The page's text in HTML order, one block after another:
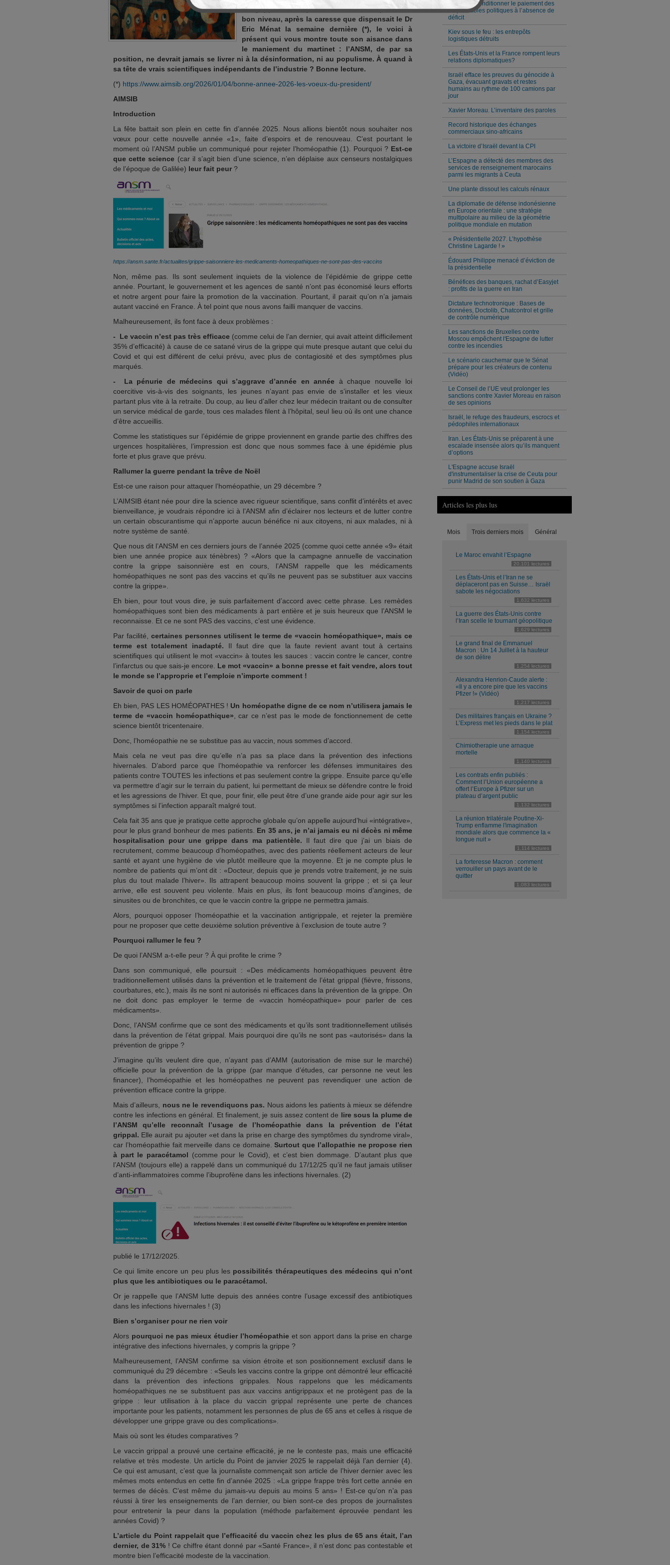
antigrippal contre partisans de l’homéopathie de
bon niveau, après la caresse que dispensait le Dr
Eric Ménat la semaine dernière (*), le voici à
présent qui vous montre toute son aisance dans
le maniement du martinet : l’ANSM, de par sa
position, ne devrait jamais se livrer ni à la désinformation, ni au populisme. À quand à
sa tête de vrais scientifiques indépendants de l’industrie ? Bonne lecture.
(*) https://www.aimsib.org/2026/01/04/bonne-annee-2026-les-voeux-du-president/
AIMSIB
Introduction
La fête battait son plein en cette fin d’année 2025. Nous allions bientôt nous souhaiter nos
vœux pour cette nouvelle année «1», faite d’espoirs et de renouveau. C’est pourtant le
moment où l’ANSM publie un communiqué pour rejeter l’homéopathie (1). Pourquoi ? Est-ce
que cette science (car il s’agit bien d’une science, n’en déplaise aux censeurs nostalgiques
de l’époque de Galilée) leur fait peur ?
https://ansm.sante.fr/actualites/grippe-saisonniere-les-medicaments-homeopathiques-ne-sont-pas-des-vaccins
Non, même pas. Ils sont seulement inquiets de la violence de l’épidémie de grippe cette
année. Pourtant, le gouvernement et les agences de santé n’ont pas économisé leurs efforts
et notre argent pour faire la promotion de la vaccination. Pourtant, il parait qu’on n’a jamais
autant vacciné en France. À tel point que nous avons failli manquer de vaccins.
Malheureusement, ils font face à deux problèmes :
-
Le vaccin n’est pas très efficace (comme celui de l’an dernier, qui avait atteint difficilement
35% d’efficacité) à cause de ce satané virus de la grippe qui mute presque autant que celui du
Covid et qui est différent de celui prévu, avec plus de contagiosité et des symptômes plus
marqués.
-
La pénurie de médecins qui s’aggrave d’année en année à chaque nouvelle loi
coercitive vis-à-vis des soignants, les jeunes n’ayant pas envie de s’installer et les vieux
partant plus vite à la retraite. Du coup, au lieu d’aller chez leur médecin traitant ou de consulter
un service médical de garde, tous ces malades filent à l’hôpital, seul lieu où ils ont une chance
d’être accueillis.
Comme les statistiques sur l’épidémie de grippe proviennent en grande partie des chiffres des
urgences hospitalières, l’impression est donc que nous sommes face à une épidémie plus
forte et plus grave que prévu.
Rallumer la guerre pendant la trêve de Noël
Est-ce une raison pour attaquer l’homéopathie, un 29 décembre ?
L’AIMSIB étant née pour dire la science avec rigueur scientifique, sans conflit d’intérêts et avec
bienveillance, je voudrais répondre ici à l’ANSM afin d’éclairer nos lecteurs et de lutter contre
un certain obscurantisme qui n’apporte aucun bénéfice ni aux citoyens, ni aux malades, ni à
notre système de santé.
Que nous dit l’ANSM en ces derniers jours de l’année 2025 (comme quoi cette année «9» était
bien une année propice aux ténèbres) ? «Alors que la campagne annuelle de vaccination
contre la grippe saisonnière est en cours, l’ANSM rappelle que les médicaments
homéopathiques ne sont pas des vaccins et qu’ils ne peuvent pas se substituer aux vaccins
contre la grippe».
Eh bien, pour tout vous dire, je suis parfaitement d’accord avec cette phrase. Les remèdes
homéopathiques sont bien des médicaments à part entière et je suis heureux que l’ANSM le
reconnaisse. Et ce ne sont PAS des vaccins, c’est une évidence.
Par facilité, certaines personnes utilisent le terme de «vaccin homéopathique», mais ce
terme est totalement inadapté. Il faut dire que la faute revient avant tout à certains
scientifiques qui utilisent le mot «vaccin» à toutes les sauces : vaccin contre le cancer, contre
l’infarctus ou que sais-je encore. Le mot «vaccin» a bonne presse et fait vendre, alors tout
le monde se l’approprie et l’emploie n’importe comment !
Savoir de quoi on parle
Eh bien, PAS LES HOMÉOPATHES ! Un homéopathe digne de ce nom n’utilisera jamais le
terme de «vaccin homéopathique» , car ce n’est pas le mode de fonctionnement de cette
science bientôt tricentenaire.
Donc, l’homéopathie ne se substitue pas au vaccin, nous sommes d’accord.
Mais cela ne veut pas dire qu’elle n’a pas sa place dans la prévention des infections
hivernales. D’abord parce que l’homéopathie va renforcer les défenses immunitaires des
patients contre TOUTES les infections et pas seulement contre la grippe. Ensuite parce qu’elle
va permettre d’agir sur le terrain du patient, lui permettant de mieux se défendre contre le froid
et les agressions de l’hiver. Et que, pour finir, elle peut être d’une grande aide pour agir sur les
symptômes si l’infection apparaît malgré tout.
Cela fait 35 ans que je pratique cette approche globale qu’on appelle aujourd’hui «intégrative»,
pour le plus grand bonheur de mes patients. En 35 ans, je n’ai jamais eu ni décès ni même
hospitalisation pour une grippe dans ma patientèle. Il faut dire que j’ai un biais de
recrutement, comme beaucoup d’homéopathes, avec des patients réellement acteurs de leur
santé et ayant une hygiène de vie plutôt meilleure que la moyenne. Et je ne compte plus le
nombre de patients qui m’ont dit : «Docteur, depuis que je prends votre traitement, je ne suis
plus du tout malade l’hiver». Ils attrapent beaucoup moins souvent la grippe ; et si ça leur
arrive, elle est souvent peu violente. Mais en plus, ils font beaucoup moins d’angines, de
sinusites ou de bronchites, ce que le vaccin contre la grippe ne permettra jamais.
Alors, pourquoi opposer l’homéopathie et la vaccination antigrippale, et rejeter la première
pour ne proposer que cette deuxième solution préventive à l’exclusion de toute autre ?
Pourquoi rallumer le feu ?
De quoi l’ANSM a-t-elle peur ? À qui profite le crime ?
Dans son communiqué, elle poursuit : «Des médicaments homéopathiques peuvent être
traditionnellement utilisés dans la prévention et le traitement de l’état grippal (fièvre, frissons,
courbatures, etc.), mais ils ne sont ni autorisés ni efficaces dans la prévention de la grippe. On
ne doit donc pas employer le terme de «vaccin homéopathique» pour parler de ces
médicaments».
Donc, l’ANSM confirme que ce sont des médicaments et qu’ils sont traditionnellement utilisés
dans la prévention de l’état grippal. Mais pourquoi dire qu’ils ne sont pas «autorisés» dans la
prévention de grippe ?
J’imagine qu’ils veulent dire que, n’ayant pas d’AMM (autorisation de mise sur le marché)
officielle pour la prévention de la grippe (par manque d’études, car personne ne veut les
financer), l’homéopathie et les homéopathes ne peuvent pas revendiquer une action de
prévention efficace contre la grippe.
Mais d’ailleurs, nous ne le revendiquons pas. Nous aidons les patients à mieux se défendre
contre les infections en général. Et finalement, je suis assez content de lire sous la plume de
l’ANSM qu’elle reconnaît l’usage de l’homéopathie dans la prévention de l’état
grippal. Elle aurait pu ajouter «et dans la prise en charge des symptômes du syndrome viral»,
car l’homéopathie fait merveille dans ce domaine.Surtout que l’allopathie ne propose rien
à part le paracétamol (comme pour le Covid), et c’est bien dommage. D’autant plus que
l’ANSM (toujours elle) a rappelé dans un communiqué du 17/12/25 qu’il ne faut jamais utiliser
d’anti-inflammatoires comme l’ibuprofène dans les infections hivernales. (2)
publié le 17/12/2025.
Ce qui limite encore un peu plus les possibilités thérapeutiques des médecins qui n’ont
plus que les antibiotiques ou le paracétamol.
Or je rappelle que l’ANSM lutte depuis des années contre l’usage excessif des antibiotiques
dans les infections hivernales ! (3)
Bien s’organiser pour ne rien voir
Alors pourquoi ne pas mieux étudier l’homéopathieet son apport dans la prise en charge
intégrative des infections hivernales, y compris la grippe ?
Malheureusement, l’ANSM confirme sa vision étroite et son positionnement exclusif dans le
communiqué du 29 décembre : «Seuls les vaccins contre la grippe ont démontré leur efficacité
dans la prévention des infections grippales. Nous rappelons que les médicaments
homéopathiques ne se substituent pas aux vaccins antigrippaux et ne protègent pas de la
grippe : leur utilisation à la place du vaccin grippal représente une perte de chances
importante pour les patients, notamment les personnes de plus de 65 ans et celles à risque de
développer une grippe grave ou des complications».
Mais où sont les études comparatives ?
Le vaccin grippal a prouvé une certaine efficacité, je ne le conteste pas, mais une efficacité
relative et très modeste. Un article du Point de janvier 2025 le rappelait déjà l’an dernier (4).
Ce qui est amusant, c’est que la journaliste commençait son article de l’hiver dernier avec les
mêmes mots entendus en cette fin d’année 2025 : «La grippe frappe très fort cette année en
termes de décès. C’est même du jamais-vu depuis au moins 5 ans» ! Est-ce qu’on n’a pas
réussi à tirer les enseignements de l’an dernier, ou bien sont-ce des propos de journalistes
pour entretenir la peur dans la population (méthode parfaitement éprouvée pendant les
années Covid) ?
L’article du Point rappelait que l’efficacité du vaccin chez les plus de 65 ans était, l’an
dernier, de 31% ! Ce chiffre étant donné par «Santé France», il n’est donc pas contestable et
montre bien l’efficacité modeste de la vaccination.
Milei veut conditionner le paiement des
responsables politiques à l’absence de
déficit
Kiev sous le feu : les entrepôts
logistiques détruits
Les États-Unis et la France rompent leurs
relations diplomatiques?
Israël efface les preuves du génocide à
Gaza, évacuant gravats et restes
humains au rythme de 100 camions par
jour
Xavier Moreau. L’inventaire des paroles
Record historique des échanges
commerciaux sino-africains
La victoire d’Israël devant la CPI
L’Espagne a détecté des membres des
services de renseignement marocains
parmi les migrants à Ceuta
Une plante dissout les calculs rénaux
La diplomatie de défense indonésienne
en Europe orientale : une stratégie
multipolaire au milieu de la géométrie
politique mondiale en mutation
« Présidentielle 2027. L’hypothèse
Christine Lagarde ! »
Édouard Philippe menacé d’éviction de
la présidentielle
Bénéfices des banques, rachat d’Easyjet
: profits de la guerre en Iran
Dictature technotronique : Bases de
données, Doctolib, Chatcontrol et grille
de contrôle numérique
Les sanctions de Bruxelles contre
Moscou empêchent l'Espagne de lutter
contre les incendies
Le scénario cauchemar que le Sénat
prépare pour les créateurs de contenu
(Vidéo)
Le Conseil de l’UE veut prolonger les
sanctions contre Xavier Moreau en raison
de ses opinions
Israël, le refuge des fraudeurs, escrocs et
pédophiles internationaux
Iran. Les États-Unis se préparent à une
escalade insensée alors qu’ils manquent
d’options
L'Espagne accuse Israël
d'instrumentaliser la crise de Ceuta pour
punir Madrid de son soutien à Gaza
Articles les plus lus
Mois Trois derniers mois Général
Le Maroc envahit l’Espagne
20,101 lectures
Les États-Unis et l’Iran ne se
déplaceront pas en Suisse… Israël
sabote les négociations
1,632 lectures
La guerre des États-Unis contre
l’Iran scelle le tournant géopolitique
1,629 lectures
Le grand final de Emmanuel
Macron : Un 14 Juillet à la hauteur
de son délire
1,254 lectures
Alexandra Henrion-Caude alerte :
«Il y a encore pire que les vaccins
Pfizer !» (Vidéo)
1,217 lectures
Des militaires français en Ukraine ?
L’Express met les pieds dans le plat
1,154 lectures
Chimiotherapie une arnaque
mortelle
1,140 lectures
Les contrats enfin publiés :
Comment l’Union européenne a
offert l’Europe à Pfizer sur un
plateau d’argent public
1,132 lectures
La réunion trilatérale Poutine-Xi-
Trump enflamme l'imagination
mondiale alors que commence la «
longue nuit »
1,114 lectures
La forteresse Macron : comment
verrouiller un pays avant de le
quitter
1,083 lectures